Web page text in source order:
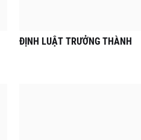
ĐỊNH LUẬT TRƯỞNG THÀNH